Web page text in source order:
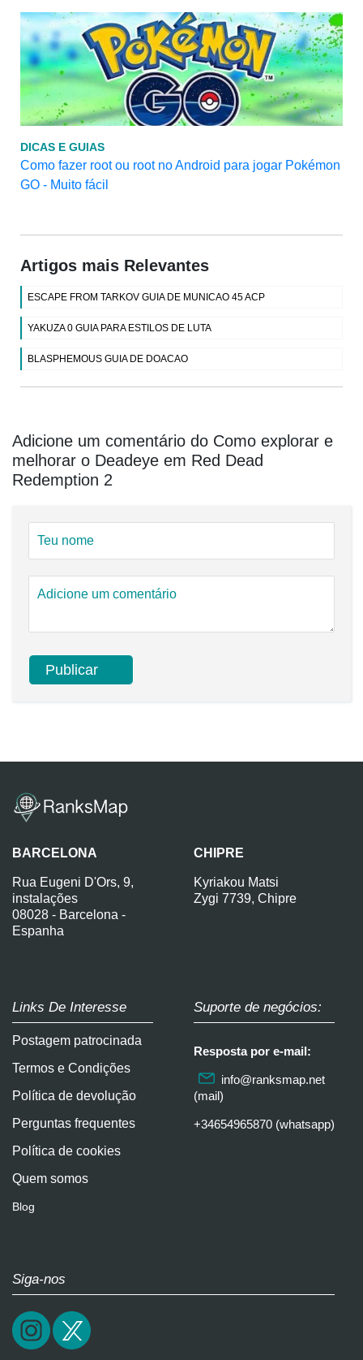
DICAS E GUIAS
Como fazer root ou root no Android para jogar Pokémon
GO - Muito fácil
Artigos mais Relevantes
ESCAPE FROM TARKOV GUIA DE MUNICAO 45 ACP
YAKUZA 0 GUIA PARA ESTILOS DE LUTA
BLASPHEMOUS GUIA DE DOACAO
Adicione um comentário do Como explorar e
melhorar o Deadeye em Red Dead
Redemption 2
BARCELONA
Rua Eugeni D'Ors, 9,
instalações
08028 - Barcelona -
Espanha
CHIPRE
Kyriakou Matsi
Zygi 7739, Chipre
Links De Interesse
Postagem patrocinada
Termos e Condições
Política de devolução
Perguntas frequentes
Política de cookies
Quem somos
Blog
Suporte de negócios:
Resposta por e-mail:
info@ranksmap.net
(mail)
+34654965870 (whatsapp)
Siga-nos